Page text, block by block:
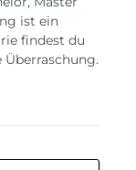
ist ein
findest du